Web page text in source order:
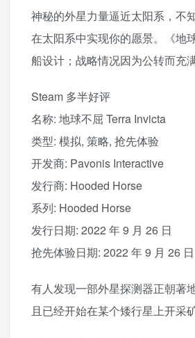
神秘的外星力量逼近太阳系，不
在太阳系中实现你的愿景。《地
船设计；战略情况因为公转而充
Steam 多半好评
名称: 地球不屈 Terra Invicta
类型: 模拟, 策略, 抢先体验
开发商: Pavonis Interactive
发行商: Hooded Horse
系列: Hooded Horse
发行日期: 2022 年 9 月 26 日
抢先体验日期: 2022 年 9 月 26 日
有人发现一部外星探测器正朝著
且已经开始在某个矮行星上开采